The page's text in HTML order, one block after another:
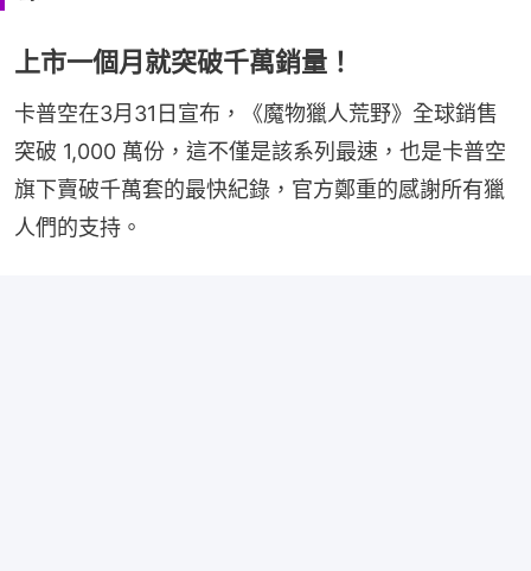
上市一個月就突破千萬銷量！
卡普空在3月31日宣布，《魔物獵人荒野》全球銷售
突破 1,000 萬份，這不僅是該系列最速，也是卡普空
旗下賣破千萬套的最快紀錄，官方鄭重的感謝所有獵
人們的支持。